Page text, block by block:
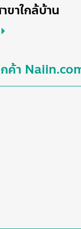
ขาใกล้บ้าน
ค้า